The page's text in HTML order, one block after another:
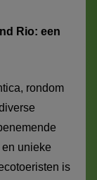
Rio: een
rondom
unieke
is